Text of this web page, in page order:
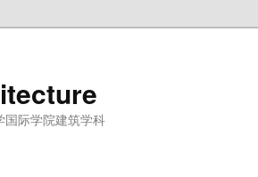
际学院建筑学科